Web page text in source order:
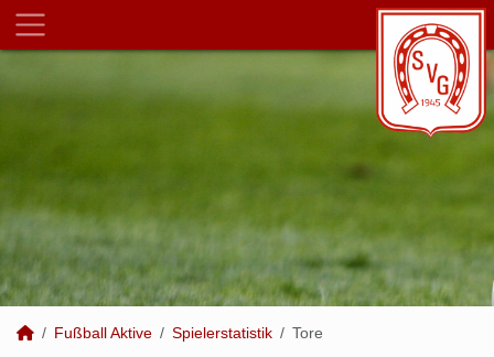
Fußball Aktive Spielerstatistik Tore